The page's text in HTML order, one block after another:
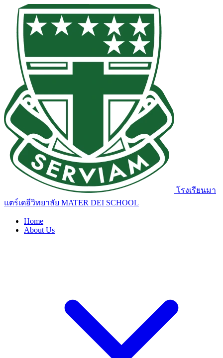
โรงเรียนมา
แตร์เดอีวิทยาลัย MATER DEI SCHOOL
Home
About Us